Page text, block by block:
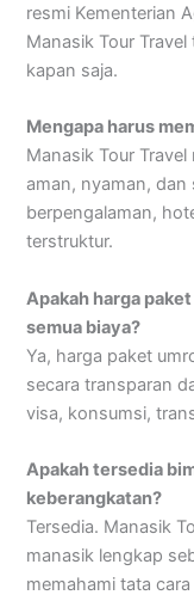
resmi Kementerian
Manasik Tour
kapan saja.
Mengapa harus
Manasik Tour
aman, nyaman, dan
berpengalaman,
terstruktur.
Apakah harga
semua biaya?
Ya, harga paket
secara transparan
visa, konsumsi,
Apakah tersedia
keberangkatan?
Tersedia. Manasik
manasik lengkap
memahami tata